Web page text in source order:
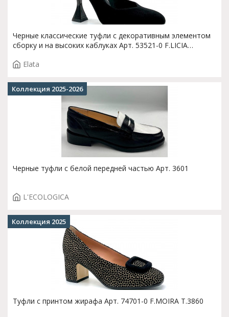
Черные классические туфли с декоративным элементом
сборку и на высоких каблуках Арт. 53521-0 F.LICIA
Elata
Черные туфли с белой передней частью Арт. 3601
L'ECOLOGICA
Коллекция 2025-2026
Туфли с принтом жирафа Арт. 74701-0 F.MOIRA T.3860
Коллекция 2025